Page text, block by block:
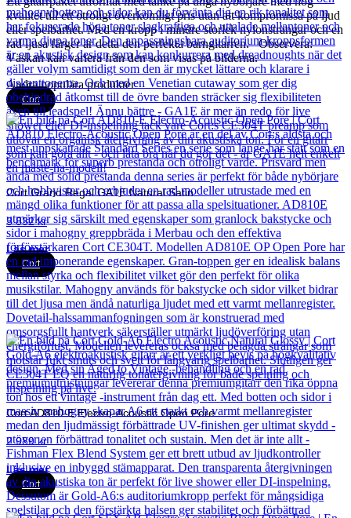
kvalitet till ett otroligt överkomligt pris utan att kompromissa på ljud
eller spelbarhet. Med en kropp i mindre storlek nylonsträngar och en
rad ljusa färger är detta den perfekta barngitarren. Observera:
Väskan kan variera från den som visas på bilderna.
Andra populära produkter
Cort
Cort Grand Regal GA1E Natural Satin
3 832kr
Läs mer
Cort
Cort AD810-E Electro-Acoustic Open Pore
2 989kr
Läs mer
Cort